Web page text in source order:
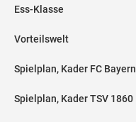
Ess-Klasse
Vorteilswelt
Spielplan, Kader FC Bayern
Spielplan, Kader TSV 1860